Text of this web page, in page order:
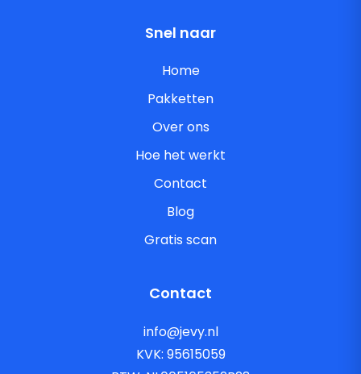
Snel naar
Home
Pakketten
Over ons
Hoe het werkt
Contact
Blog
Gratis scan
Contact
info@jevy.nl
KVK: 95615059